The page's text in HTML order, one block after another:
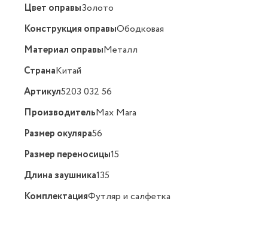
Цвет оправыЗолото
Конструкция оправыОбодковая
Материал оправыМеталл
СтранаКитай
Артикул5203 032 56
ПроизводительMax Mara
Размер окуляра56
Размер переносицы15
Длина заушника135
КомплектацияФутляр и салфетка